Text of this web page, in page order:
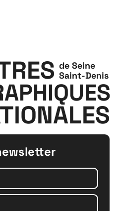
de Seine
Saint-Denis